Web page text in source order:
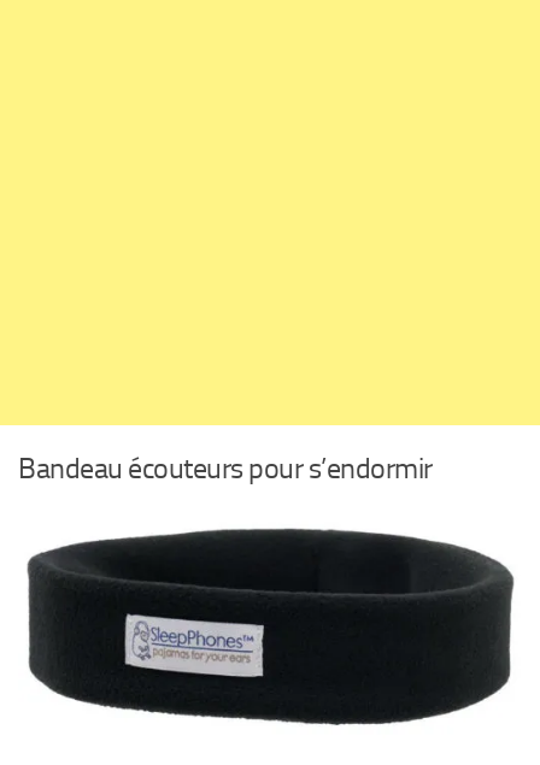
Bandeau écouteurs pour s’endormir